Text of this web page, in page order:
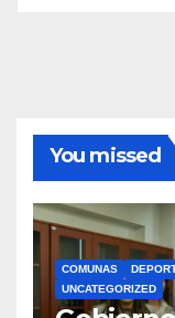
You missed
COMUNAS
UNCATEGORIZED